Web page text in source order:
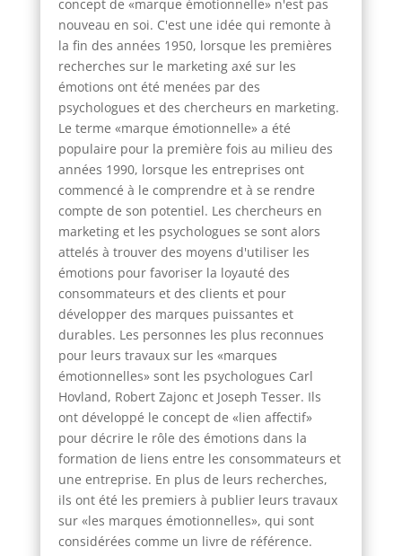
concept de «marque émotionnelle» n'est pas
nouveau en soi. C'est une idée qui remonte à
la fin des années 1950, lorsque les premières
recherches sur le marketing axé sur les
émotions ont été menées par des
psychologues et des chercheurs en marketing.
Le terme «marque émotionnelle» a été
populaire pour la première fois au milieu des
années 1990, lorsque les entreprises ont
commencé à le comprendre et à se rendre
compte de son potentiel. Les chercheurs en
marketing et les psychologues se sont alors
attelés à trouver des moyens d'utiliser les
émotions pour favoriser la loyauté des
consommateurs et des clients et pour
développer des marques puissantes et
durables. Les personnes les plus reconnues
pour leurs travaux sur les «marques
émotionnelles» sont les psychologues Carl
Hovland, Robert Zajonc et Joseph Tesser. Ils
ont développé le concept de «lien affectif»
pour décrire le rôle des émotions dans la
formation de liens entre les consommateurs et
une entreprise. En plus de leurs recherches,
ils ont été les premiers à publier leurs travaux
sur «les marques émotionnelles», qui sont
considérées comme un livre de référence.